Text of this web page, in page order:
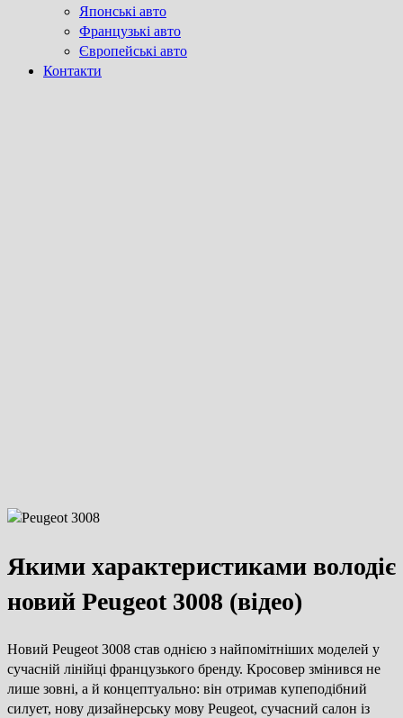
Японські авто
Французькі авто
Європейські авто
Контакти
Якими характеристиками володіє
новий Peugeot 3008 (відео)
Новий Peugeot 3008 став однією з найпомітніших моделей у
сучасній лінійці французького бренду. Кросовер змінився не
лише зовні, а й концептуально: він отримав купеподібний
силует, нову дизайнерську мову Peugeot, сучасний салон із